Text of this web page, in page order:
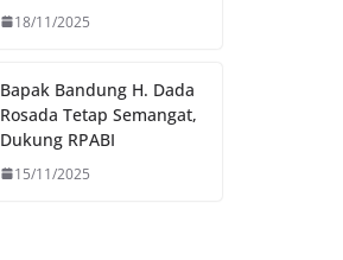
18/11/2025
Bapak Bandung H. Dada
Rosada Tetap Semangat,
Dukung RPABI
15/11/2025